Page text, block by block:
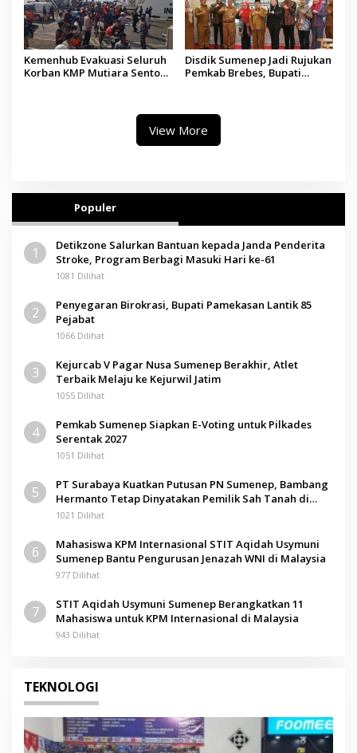
Kemenhub Evakuasi Seluruh
Korban KMP Mutiara Sentosa
Disdik Sumenep Jadi Rujukan
Pemkab Brebes, Bupati
View More
Populer
1
Detikzone Salurkan Bantuan kepada Janda Penderita
Stroke, Program Berbagi Masuki Hari ke-61
1081 Dilihat
2
Penyegaran Birokrasi, Bupati Pamekasan Lantik 85
Pejabat
1066 Dilihat
3
Kejurcab V Pagar Nusa Sumenep Berakhir, Atlet
Terbaik Melaju ke Kejurwil Jatim
1055 Dilihat
4
Pemkab Sumenep Siapkan E-Voting untuk Pilkades
Serentak 2027
1051 Dilihat
5
PT Surabaya Kuatkan Putusan PN Sumenep, Bambang
Hermanto Tetap Dinyatakan Pemilik Sah Tanah di
Pamolokan
1021 Dilihat
6
Mahasiswa KPM Internasional STIT Aqidah Usymuni
Sumenep Bantu Pengurusan Jenazah WNI di Malaysia
977 Dilihat
7
STIT Aqidah Usymuni Sumenep Berangkatkan 11
Mahasiswa untuk KPM Internasional di Malaysia
943 Dilihat
TEKNOLOGI